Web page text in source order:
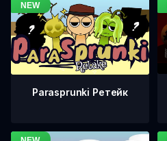
Parasprunki Ретейк